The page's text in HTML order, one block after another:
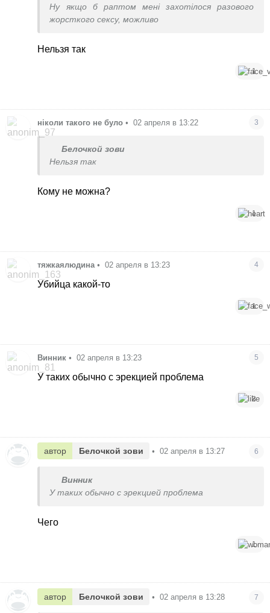
Ну якщо б раптом мені захотілося разового
жорсткого сексу, можливо
Нельзя так
1
ніколи такого не було • 02 апреля в 13:22 3
Белочкой зови
Нельзя так
Кому не можна?
1
тяжкаялюдина • 02 апреля в 13:23 4
Убийца какой-то
1
Винник • 02 апреля в 13:23 5
У таких обычно с эрекцией проблема
3
автор Белочкой зови • 02 апреля в 13:27 6
Винник
У таких обычно с эрекцией проблема
Чего
1
автор Белочкой зови • 02 апреля в 13:28 7